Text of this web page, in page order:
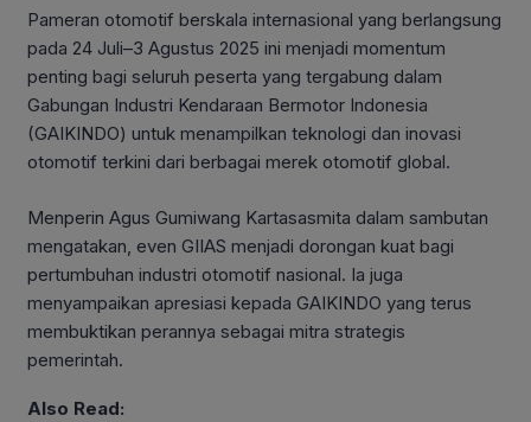
Pameran otomotif berskala internasional yang berlangsung
pada 24 Juli–3 Agustus 2025 ini menjadi momentum
penting bagi seluruh peserta yang tergabung dalam
Gabungan Industri Kendaraan Bermotor Indonesia
(GAIKINDO) untuk menampilkan teknologi dan inovasi
otomotif terkini dari berbagai merek otomotif global.
Menperin Agus Gumiwang Kartasasmita dalam sambutan
mengatakan, even GIIAS menjadi dorongan kuat bagi
pertumbuhan industri otomotif nasional. Ia juga
menyampaikan apresiasi kepada GAIKINDO yang terus
membuktikan perannya sebagai mitra strategis
pemerintah.
Also Read: